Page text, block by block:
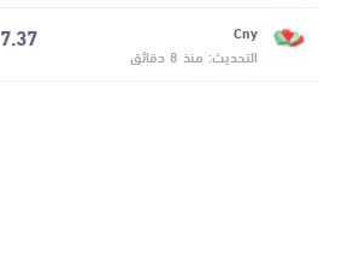
Cny
التحديث: منذ 8 دقائق
7.37